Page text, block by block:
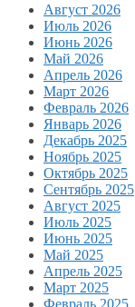
Август 2026
Июль 2026
Июнь 2026
Май 2026
Апрель 2026
Март 2026
Февраль 2026
Январь 2026
Декабрь 2025
Ноябрь 2025
Октябрь 2025
Сентябрь 2025
Август 2025
Июль 2025
Июнь 2025
Май 2025
Апрель 2025
Март 2025
Февраль 2025